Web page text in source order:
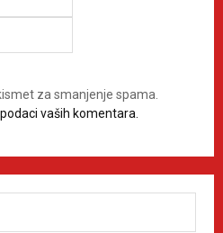
za smanjenje spama.
vaših komentara.